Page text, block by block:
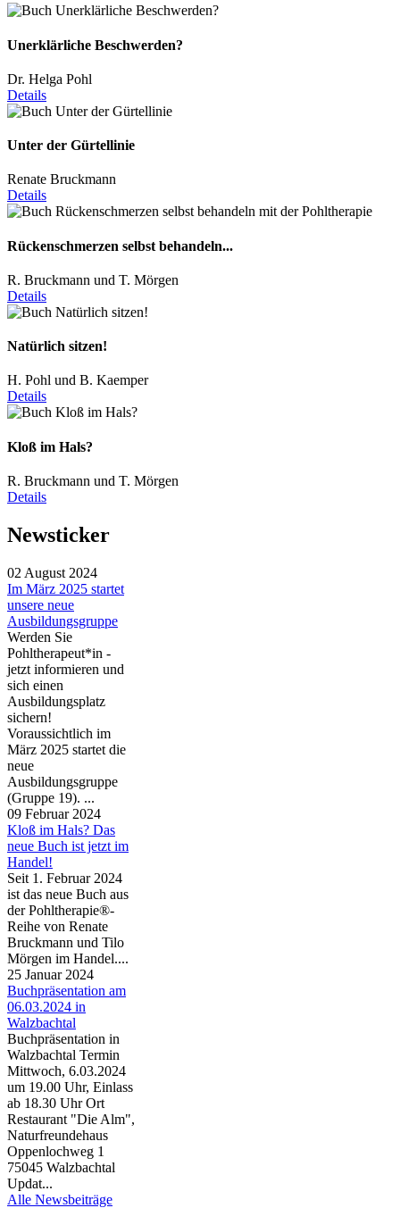
Unerklärliche Beschwerden?
Dr. Helga Pohl
Details
Unter der Gürtellinie
Renate Bruckmann
Details
Rückenschmerzen selbst behandeln...
R. Bruckmann und T. Mörgen
Details
Natürlich sitzen!
H. Pohl und B. Kaemper
Details
Kloß im Hals?
R. Bruckmann und T. Mörgen
Details
Newsticker
02 August 2024
Im März 2025 startet
unsere neue
Ausbildungsgruppe
Werden Sie
Pohltherapeut*in -
jetzt informieren und
sich einen
Ausbildungsplatz
sichern!
Voraussichtlich im
März 2025 startet die
neue
Ausbildungsgruppe
(Gruppe 19). ...
09 Februar 2024
Kloß im Hals? Das
neue Buch ist jetzt im
Handel!
Seit 1. Februar 2024
ist das neue Buch aus
der Pohltherapie®-
Reihe von Renate
Bruckmann und Tilo
Mörgen im Handel....
25 Januar 2024
Buchpräsentation am
06.03.2024 in
Walzbachtal
Buchpräsentation in
Walzbachtal Termin
Mittwoch, 6.03.2024
um 19.00 Uhr, Einlass
ab 18.30 Uhr Ort
Restaurant "Die Alm",
Naturfreundehaus
Oppenlochweg 1
75045 Walzbachtal
Updat...
Alle Newsbeiträge